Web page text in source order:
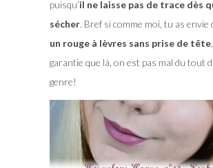
puisqu’il ne laisse pas de trace dès
sécher. Bref si comme moi, tu as envie
un rouge à lèvres sans prise de tête
garantie que là, on est pas mal du tout
genre!